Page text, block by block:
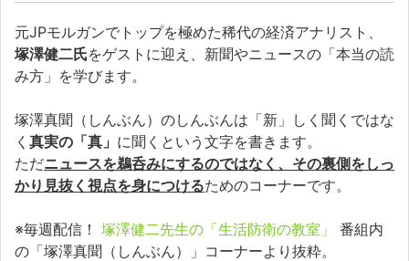
元JPモルガンでトップを極めた稀代の経済アナリスト、
塚澤健二氏をゲストに迎え、新聞やニュースの「本当の読
み方」を学びます。
塚澤真聞（しんぶん）のしんぶんは「新」しく聞くではな
く 真実の「真」 に聞くという文字を書きます。
ただニュースを鵜呑みにするのではなく、その裏側をしっ
かり見抜く視点を身につけるためのコーナーです。
※毎週配信！ 塚澤健二先生の「生活防衛の教室」
番組内
の「塚澤真聞（しんぶん）」コーナーより抜粋。